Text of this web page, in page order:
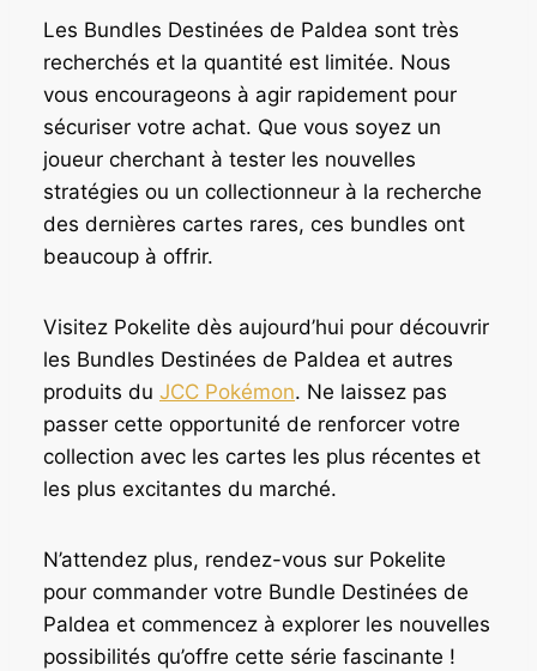
Les Bundles Destinées de Paldea sont très
recherchés et la quantité est limitée. Nous
vous encourageons à agir rapidement pour
sécuriser votre achat. Que vous soyez un
joueur cherchant à tester les nouvelles
stratégies ou un collectionneur à la recherche
des dernières cartes rares, ces bundles ont
beaucoup à offrir.
Visitez Pokelite dès aujourd’hui pour découvrir
les Bundles Destinées de Paldea et autres
produits du JCC Pokémon. Ne laissez pas
passer cette opportunité de renforcer votre
collection avec les cartes les plus récentes et
les plus excitantes du marché.
N’attendez plus, rendez-vous sur Pokelite
pour commander votre Bundle Destinées de
Paldea et commencez à explorer les nouvelles
possibilités qu’offre cette série fascinante !